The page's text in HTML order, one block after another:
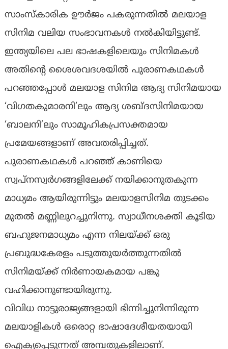
സാംസ്‌കാരിക ഊര്‍ജം പകരുന്നതില്‍ മലയാള
സിനിമ വലിയ സംഭാവനകള്‍ നല്‍കിയിട്ടുണ്ട്.
ഇന്ത്യയിലെ പല ഭാഷകളിലെയും സിനിമകള്‍
അതിന്റെ ശൈശവദശയില്‍ പുരാണകഥകള്‍
പറഞ്ഞപ്പോള്‍ മലയാള സിനിമ ആദ്യ സിനിമയായ
‘വിഗതകുമാരനി’ലും ആദ്യ ശബ്ദസിനിമയായ
‘ബാലനി’ലും സാമൂഹികപ്രസക്തമായ
പ്രമേയങ്ങളാണ് അവതരിപ്പിച്ചത്.
പുരാണകഥകള്‍ പറഞ്ഞ് കാണിയെ
സ്വപ്നസ്വര്‍ഗങ്ങളിലേക്ക് നയിക്കാനുതകുന്ന
മാധ്യമം ആയിരുന്നിട്ടും മലയാളസിനിമ തുടക്കം
മുതല്‍ മണ്ണിലുറച്ചുനിന്നു. സ്വാധീനശക്തി കൂടിയ
ബഹുജനമാധ്യമം എന്ന നിലയ്ക്ക് ഒരു
പ്രബുദ്ധകേരളം പടുത്തുയര്‍ത്തുന്നതില്‍
സിനിമയ്ക്ക് നിര്‍ണായകമായ പങ്കു
വഹിക്കാനുണ്ടായിരുന്നു.
വിവിധ നാട്ടുരാജ്യങ്ങളായി ഭിന്നിച്ചുനിന്നിരുന്ന
മലയാളികള്‍ ഒരൊറ്റ ഭാഷാദേശീയതയായി
ഐക്യപ്പെടുന്നത് അമ്പതുകളിലാണ്.